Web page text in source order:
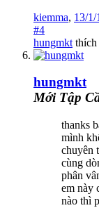
kiemma, 13/1/
#4
hungmkt thích
hungmkt
Mới Tập
thanks
mình
chuyên
cùng
phân
em này
nào thì